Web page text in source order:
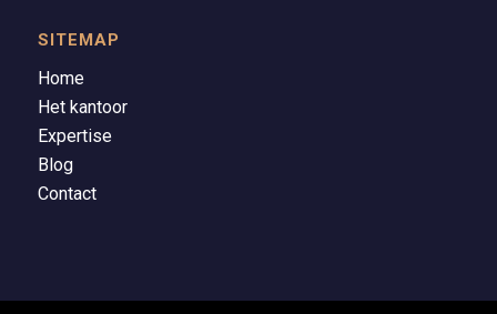
SITEMAP
Home
Het kantoor
Expertise
Blog
Contact